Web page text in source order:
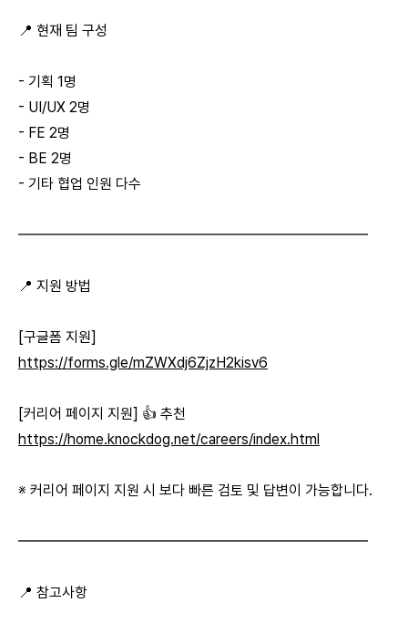
📍 현재 팀 구성
- 기획 1명
- UI/UX 2명
- FE 2명
- BE 2명
- 기타 협업 인원 다수
━━━━━━━━━━━━━━━━━━━━━━━━
📍 지원 방법
[구글폼 지원]
https://forms.gle/mZWXdj6ZjzH2kisv6
[커리어 페이지 지원] 👍 추천
https://home.knockdog.net/careers/index.html
※ 커리어 페이지 지원 시 보다 빠른 검토 및 답변이 가능합니다.
━━━━━━━━━━━━━━━━━━━━━━━━
📍 참고사항